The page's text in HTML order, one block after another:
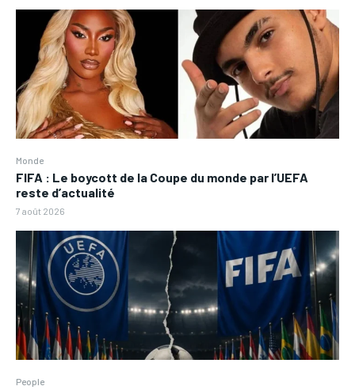
Monde
FIFA : Le boycott de la Coupe du monde par l’UEFA
reste d’actualité
7 août 2026
People